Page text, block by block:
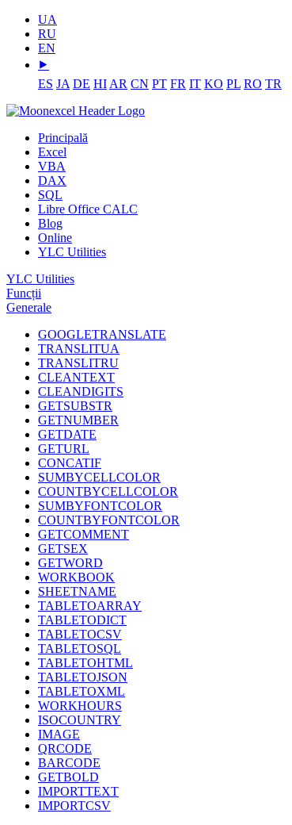
UA
RU
EN
⯈
ES JA DE HI AR CN PT FR IT KO PL RO TR
Principală
Excel
VBA
DAX
SQL
Libre Office CALC
Blog
Online
YLC Utilities
YLC Utilities
Funcții
Generale
GOOGLETRANSLATE
TRANSLITUA
TRANSLITRU
CLEANTEXT
CLEANDIGITS
GETSUBSTR
GETNUMBER
GETDATE
GETURL
CONCATIF
SUMBYCELLCOLOR
COUNTBYCELLCOLOR
SUMBYFONTCOLOR
COUNTBYFONTCOLOR
GETCOMMENT
GETSEX
GETWORD
WORKBOOK
SHEETNAME
TABLETOARRAY
TABLETODICT
TABLETOCSV
TABLETOSQL
TABLETOHTML
TABLETOJSON
TABLETOXML
WORKHOURS
ISOCOUNTRY
IMAGE
QRCODE
BARCODE
GETBOLD
IMPORTTEXT
IMPORTCSV